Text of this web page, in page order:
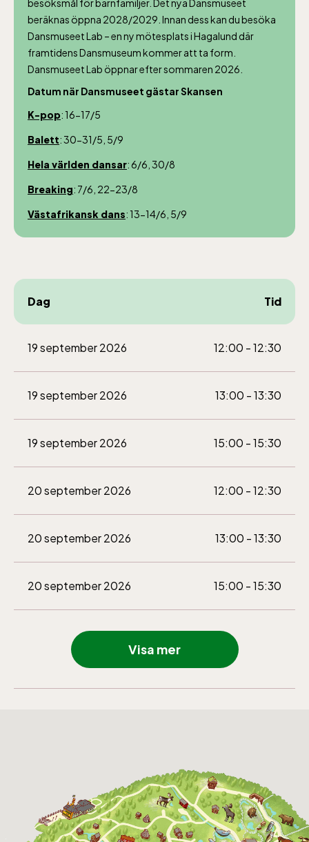
beräknas öppna 2028/2029. Innan dess kan du besöka
Dansmuseet Lab – en ny mötesplats i Hagalund där
framtidens Dansmuseum kommer att ta form.
Dansmuseet Lab öppnar efter sommaren 2026.
Datum när Dansmuseet gästar Skansen
K-pop: 16-17/5
Balett: 30-31/5, 5/9
Hela världen dansar: 6/6, 30/8
Breaking: 7/6, 22-23/8
Västafrikansk dans: 13-14/6, 5/9
Dag Tid
19 september 2026 12:00 - 12:30
19 september 2026 13:00 - 13:30
19 september 2026 15:00 - 15:30
20 september 2026 12:00 - 12:30
20 september 2026 13:00 - 13:30
20 september 2026 15:00 - 15:30
Visa mer
Lill-Skansen, inkluderad i entrén
jan-mars vardagar 10-15, helger 10-16, april
alla dagar 10-16, maj-september 10-18,
Baltic Sea Science Center inkluderad i
oktober-december vardagar 10-15 helger
10-16
Bergbanan har
öppet under
påsken, helger i
april och därefter
dagligen.
Rullstolsburna med
ledsagare åker
gratis.